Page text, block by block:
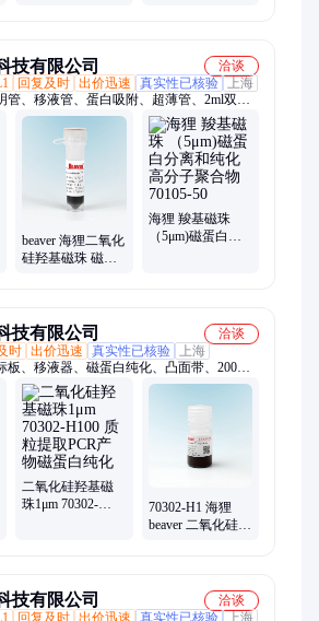
技有限公司
洽谈
回复及时 出价迅速 真实性已核验
上海
管、移液管、蛋白吸附、超薄管、2ml双
、白色管、离心管、样品杯、1ml液体、ep
滤芯独立、黑色刻度、独立包装、医用聚
离心、灭菌带架、包装吸管、转移液体、纸
beaver 海狸二氧化
硅羟基磁珠 磁蛋
海狸 羧基磁珠
（5μm)磁蛋白分
技有限公司
洽谈
时 出价迅速 真实性已核验
上海
板、移液器、磁蛋白纯化、凸面带、200加
、聚丙烯、管管盖、移液管、过滤板、培
管、培养瓶、离心瓶、深孔板、pcr管盒、
连管、避光管、螺口管、带滤芯、离心管
二氧化硅羟基磁
珠1μm 70302-
70302-H1 海狸
beaver 二氧化硅羟
技有限公司
洽谈
回复及时 出价迅速 真实性已核验 上海